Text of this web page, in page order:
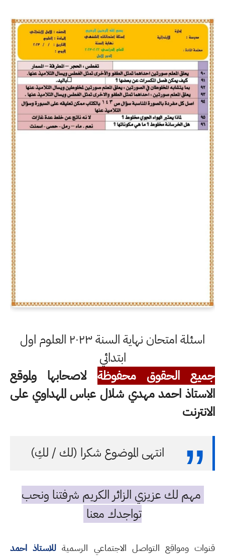
اسئلة امتحان نهاية السنة ٢٠٢٣ العلوم اول
ابتدائي
جميع الحقوق محفوظة لاصحابها ولموقع
الاستاذ احمد مهدي شلال عباس المهداوي على
الانترنت
انتهى الموضوع شكرا (لك / لكِ)
مهم لك عزيزي الزائر الكريم شرفتنا ونحب
تواجدك معنا
قنوات ومواقع التواصل الاجتماعي الرسمية للاستاذ احمد